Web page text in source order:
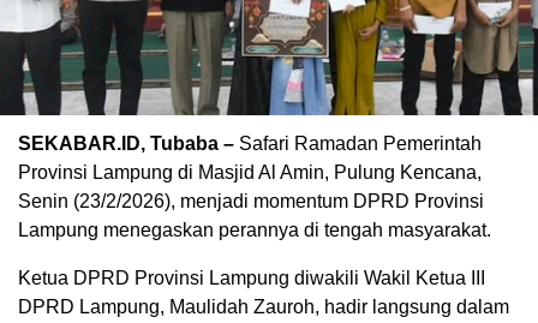
SEKABAR.ID, Tubaba – Safari Ramadan Pemerintah
Provinsi Lampung di Masjid Al Amin, Pulung Kencana,
Senin (23/2/2026), menjadi momentum DPRD Provinsi
Lampung menegaskan perannya di tengah masyarakat.
Ketua DPRD Provinsi Lampung diwakili Wakil Ketua III
DPRD Lampung, Maulidah Zauroh, hadir langsung dalam